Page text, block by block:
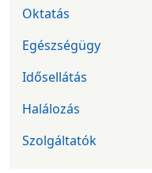
Oktatás
Egészségügy
Idősellátás
Halálozás
Szolgáltatók